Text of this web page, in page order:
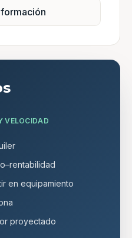
VELOCIDAD
en equipamiento
proyectado